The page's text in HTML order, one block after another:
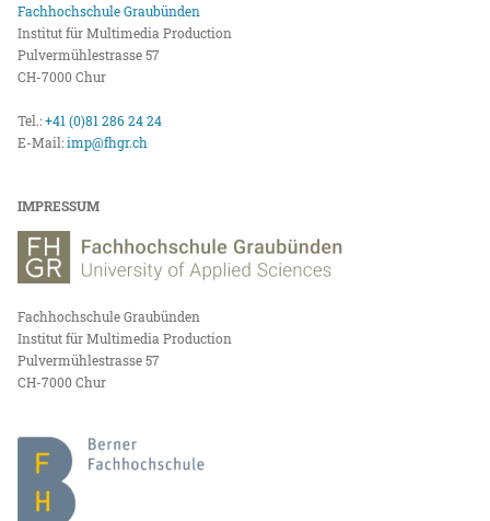
Fachhochschule Graubünden
Institut für Multimedia Production
Pulvermühlestrasse 57
CH-7000 Chur
Tel.:+41 (0)81 286 24 24
E-Mail:imp@fhgr.ch
IMPRESSUM
Fachhochschule Graubünden
Institut für Multimedia Production
Pulvermühlestrasse 57
CH-7000 Chur